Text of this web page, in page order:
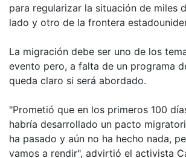
para regularizar la situación de miles
lado y otro de la frontera
La migración debe ser uno de los
evento pero, a falta de un programa
queda claro si será abordado.
"Prometió que en los primeros 100
habría desarrollado un pacto
ha pasado y aún no ha hecho nada,
vamos a rendir", advirtió el activista